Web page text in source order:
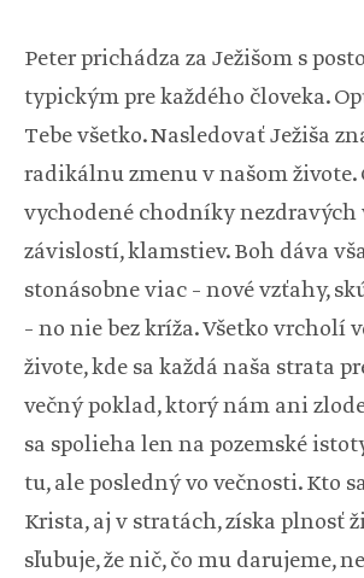
Peter prichádza za Ježišom s
typickým pre každého človeka.
Tebe všetko. Nasledovať Ježiša
radikálnu zmenu v našom živote.
vychodené chodníky nezdravých
závislostí, klamstiev. Boh dáva
stonásobne viac – nové vzťahy,
– no nie bez kríža. Všetko vrcholí
živote, kde sa každá naša strata
večný poklad, ktorý nám ani
sa spolieha len na pozemské
tu, ale posledný vo večnosti. Kto
Krista, aj v stratách, získa plnosť
sľubuje, že nič, čo mu darujeme,